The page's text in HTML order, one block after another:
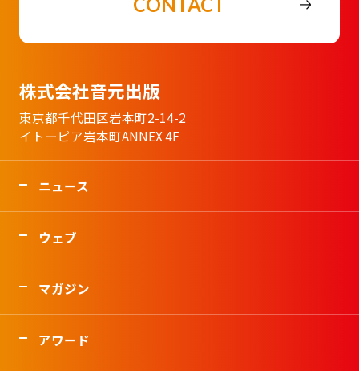
株式会社音元出版
東京都千代田区岩本町2-14-2
イトーピア岩本町ANNEX 4F
ニュース
ウェブ
マガジン
アワード